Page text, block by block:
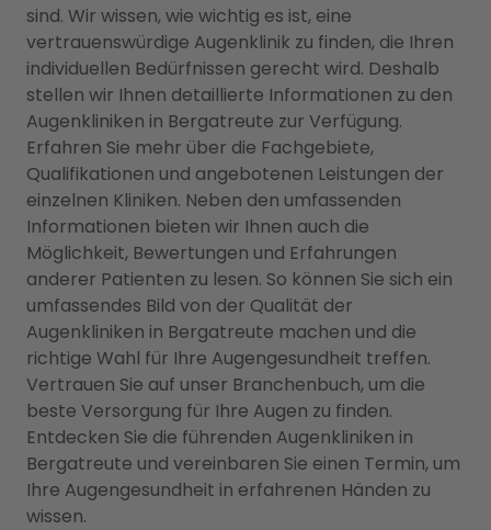
sind. Wir wissen, wie wichtig es ist, eine
vertrauenswürdige Augenklinik zu finden, die Ihren
individuellen Bedürfnissen gerecht wird. Deshalb
stellen wir Ihnen detaillierte Informationen zu den
Augenkliniken in Bergatreute zur Verfügung.
Erfahren Sie mehr über die Fachgebiete,
Qualifikationen und angebotenen Leistungen der
einzelnen Kliniken. Neben den umfassenden
Informationen bieten wir Ihnen auch die
Möglichkeit, Bewertungen und Erfahrungen
anderer Patienten zu lesen. So können Sie sich ein
umfassendes Bild von der Qualität der
Augenkliniken in Bergatreute machen und die
richtige Wahl für Ihre Augengesundheit treffen.
Vertrauen Sie auf unser Branchenbuch, um die
beste Versorgung für Ihre Augen zu finden.
Entdecken Sie die führenden Augenkliniken in
Bergatreute und vereinbaren Sie einen Termin, um
Ihre Augengesundheit in erfahrenen Händen zu
wissen.